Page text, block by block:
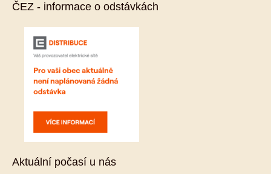
ČEZ - informace o odstávkách
Aktuální počasí u nás